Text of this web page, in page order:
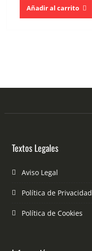
Añadir al carrito
Textos Legales
Aviso Legal
Política de Privacidad
Política de Cookies